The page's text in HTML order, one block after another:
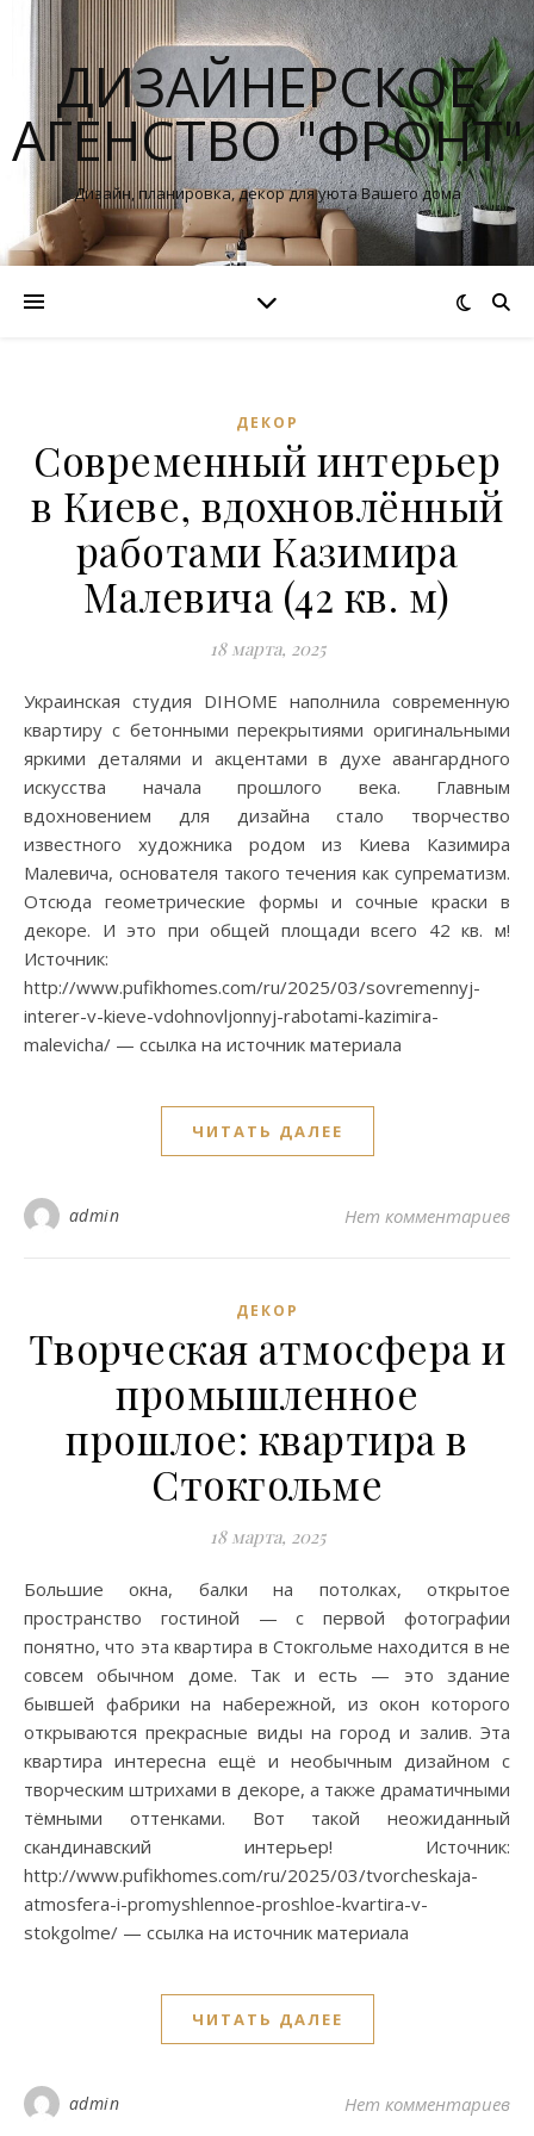
ДИЗАЙНЕРСКОЕ
АГЕНСТВО "ФРОНТ"
Дизайн, планировка, декор для уюта Вашего дома
ДЕКОР
Современный интерьер
в Киеве, вдохновлённый
работами Казимира
Малевича (42 кв. м)
18 марта, 2025
Украинская студия DIHOME наполнила современную
квартиру с бетонными перекрытиями оригинальными
яркими деталями и акцентами в духе авангардного
искусства начала прошлого века. Главным
вдохновением для дизайна стало творчество
известного художника родом из Киева Казимира
Малевича, основателя такого течения как супрематизм.
Отсюда геометрические формы и сочные краски в
декоре. И это при общей площади всего 42 кв. м!
Источник:
http://www.pufikhomes.com/ru/2025/03/sovremennyj-
interer-v-kieve-vdohnovljonnyj-rabotami-kazimira-
malevicha/ — ссылка на источник материала
ЧИТАТЬ ДАЛЕЕ
admin Нет комментариев
ДЕКОР
Творческая атмосфера и
промышленное
прошлое: квартира в
Стокгольме
18 марта, 2025
Большие окна, балки на потолках, открытое
пространство гостиной — с первой фотографии
понятно, что эта квартира в Стокгольме находится в не
совсем обычном доме. Так и есть — это здание
бывшей фабрики на набережной, из окон которого
открываются прекрасные виды на город и залив. Эта
квартира интересна ещё и необычным дизайном с
творческим штрихами в декоре, а также драматичными
тёмными оттенками. Вот такой неожиданный
скандинавский интерьер! Источник:
http://www.pufikhomes.com/ru/2025/03/tvorcheskaja-
atmosfera-i-promyshlennoe-proshloe-kvartira-v-
stokgolme/ — ссылка на источник материала
ЧИТАТЬ ДАЛЕЕ
admin Нет комментариев